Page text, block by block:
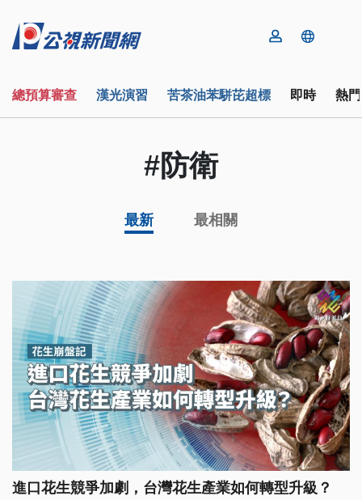
總預算審查 漢光演習 苦茶油苯駢芘超標 即時 熱
#防衛
最新 最相關
進口花生競爭加劇，台灣花生產業如何轉型升級？